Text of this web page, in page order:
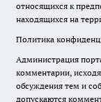
относящихся к
находящихся на
Политика
Администрация
комментарии,
обсуждения тем и
допускаются